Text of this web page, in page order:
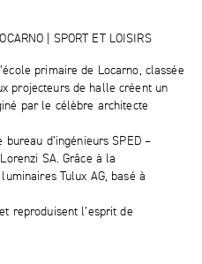
| SPORT ET LOISIRS
primaire de Locarno, classée
projecteurs de halle créent un
par le célèbre architecte
d’ingénieurs SPED –
SA. Grâce à la
Tulux AG, basé à
reproduisent l’esprit de